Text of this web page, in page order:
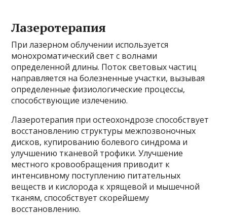
Лазеротерапия
При лазерном облучении используется
монохроматический свет с волнами
определенной длины. Поток световых частиц
направляется на болезненные участки, вызывая
определенные физиологические процессы,
способствующие излечению.
Лазеротерапия при остеохондрозе способствует
восстановлению структуры межпозвоночных
дисков, купированию болевого синдрома и
улучшению тканевой трофики. Улучшение
местного кровообращения приводит к
интенсивному поступлению питательных
веществ и кислорода к хрящевой и мышечной
тканям, способствует скорейшему
восстановлению.